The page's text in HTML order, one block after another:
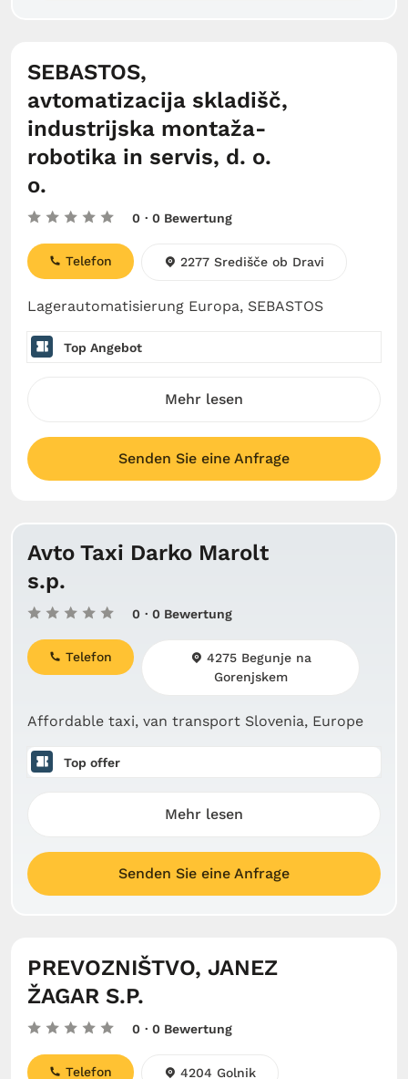
SEBASTOS,
avtomatizacija skladišč,
industrijska montaža-
robotika in servis, d. o.
o.
0 · 0 Bewertung
Lagerautomatisierung Europa, SEBASTOS
Telefon 2277 Središče ob Dravi
Top Angebot
Mehr lesen
Senden Sie eine Anfrage
Avto Taxi Darko Marolt
s.p.
0 · 0 Bewertung
Affordable taxi, van transport Slovenia, Europe
Telefon
4275 Begunje na
Gorenjskem
Top offer
Mehr lesen
Senden Sie eine Anfrage
PREVOZNIŠTVO, JANEZ
ŽAGAR S.P.
0 · 0 Bewertung
Telefon 4204 Golnik